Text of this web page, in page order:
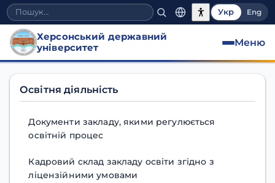
Укр Eng
Херсонський державний
університет
Меню
Розклад дзвінків
Освітня діяльність
Документи закладу, якими регулюється
освітній процес
Кадровий склад закладу освіти згідно з
ліцензійними умовами